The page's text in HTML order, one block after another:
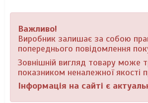
Важливо!
Виробник залишає за собою
попереднього повідомлення
Зовнішній вигляд товару може
показником неналежної якості
Інформація на сайті є